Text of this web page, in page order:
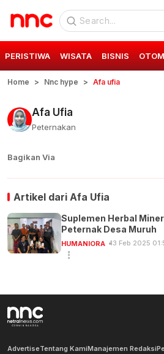
PERISTIWA WISATA BISNIS
Home Nnc hype Afa ufia
Afa Ufia
Peternakan
Bagikan Via
Artikel dari Afa Ufia
Suplemen Herbal
Peternak Desa Muruh
HUMANIORA 13 Feb 2025
AdvertiseTentang KamiManajemen Redaksi